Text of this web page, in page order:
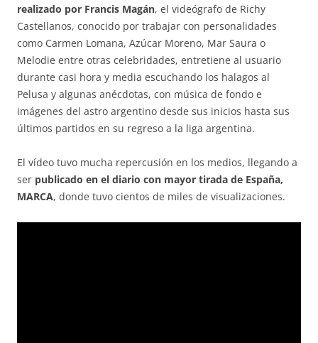
realizado por Francis Magán, el videógrafo de Richy
Castellanos, conocido por trabajar con personalidades
como Carmen Lomana, Azúcar Moreno, Mar Saura o
Melodie entre otras celebridades, entretiene al usuario
durante casi hora y media escuchando los halagos al
Pelusa y algunas anécdotas, con música de fondo e
imágenes del astro argentino desde sus inicios hasta sus
últimos partidos en su regreso a la liga argentina.
El vídeo tuvo mucha repercusión en los medios, llegando a
ser publicado en el diario con mayor tirada de España,
MARCA, donde tuvo cientos de miles de visualizaciones.